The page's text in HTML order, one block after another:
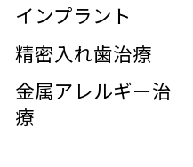
インプラント
精密入れ歯治療
金属アレルギー治
療